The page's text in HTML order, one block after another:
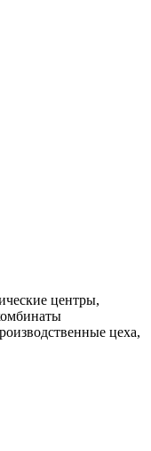
центры,
цеха,